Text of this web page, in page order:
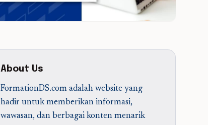
About Us
FormationDS.com adalah website yang
hadir untuk memberikan informasi,
wawasan, dan berbagai konten menarik